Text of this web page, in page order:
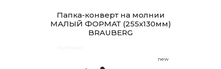
Папка-конверт на молнии
МАЛЫЙ ФОРМАТ (255х130мм)
BRAUBERG
new